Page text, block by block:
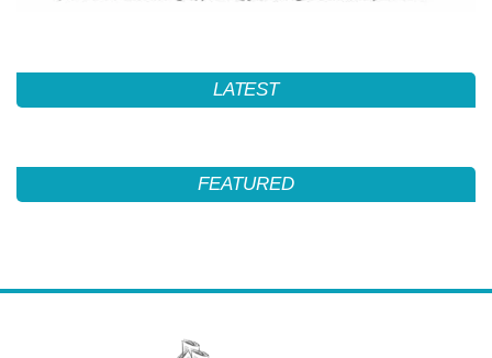
LATEST
FEATURED